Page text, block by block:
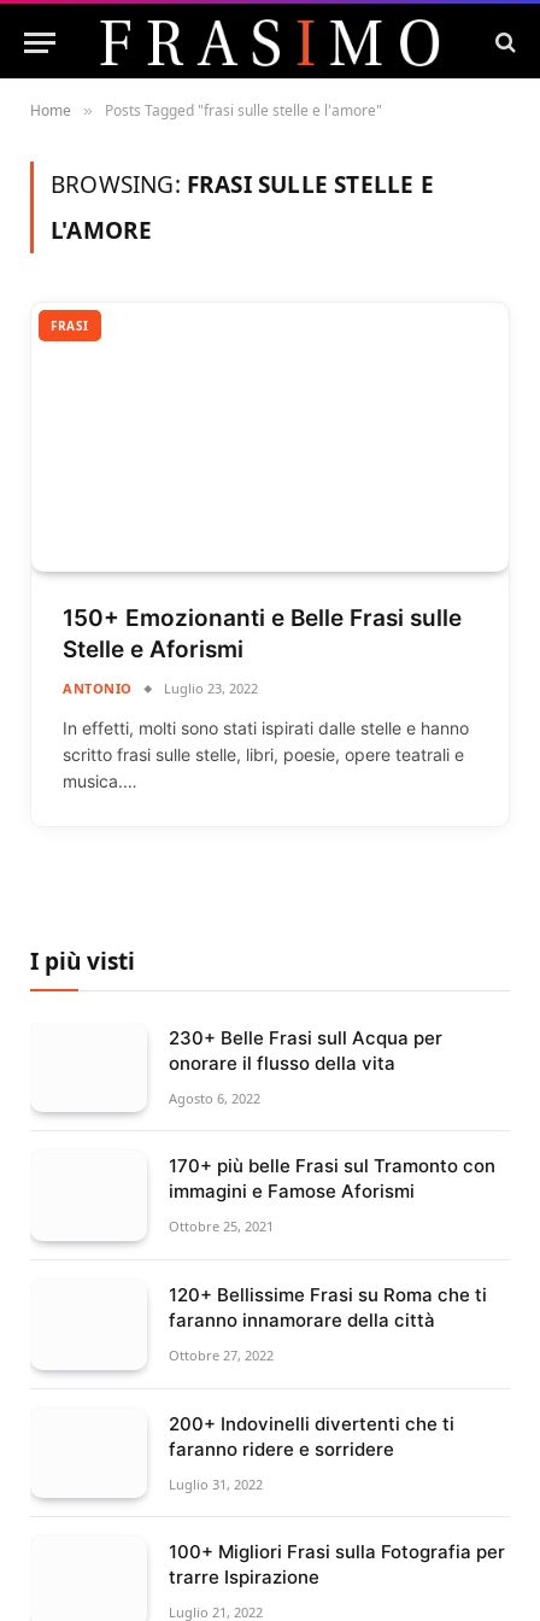
Home » Posts Tagged "frasi sulle stelle e l'amore"
BROWSING: FRASI SULLE STELLE E
L'AMORE
FRASI
150+ Emozionanti e Belle Frasi sulle
Stelle e Aforismi
ANTONIO Luglio 23, 2022
In effetti, molti sono stati ispirati dalle stelle e hanno
scritto frasi sulle stelle, libri, poesie, opere teatrali e
musica.…
I più visti
230+ Belle Frasi sull Acqua per
onorare il flusso della vita
Agosto 6, 2022
170+ più belle Frasi sul Tramonto con
immagini e Famose Aforismi
Ottobre 25, 2021
120+ Bellissime Frasi su Roma che ti
faranno innamorare della città
Ottobre 27, 2022
200+ Indovinelli divertenti che ti
faranno ridere e sorridere
Luglio 31, 2022
100+ Migliori Frasi sulla Fotografia per
trarre Ispirazione
Luglio 21, 2022